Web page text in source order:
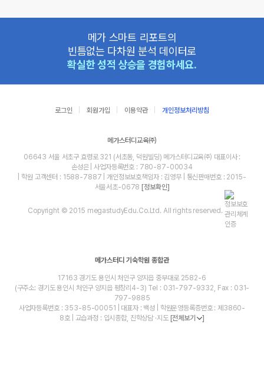
메가 스마트 리포트의
빈틈없는 다차원 분석 데이터로
확실한 성적 상승을 경험하세요.
로그인 회원가입 이용약관 개인정보처리방침
메가스터디교육㈜
06643 서울 서초구 효령로 321 (서초동, 덕원빌딩) 메가스터디교육㈜ 대표이사 :
손성은 | 사업자등록번호 : 780-87-00034
| 학원 고객센터 : 1588-7887 | 개인정보보호책임자 : 김영무 | 통신판매번호 : 2015-
서울서초-0678 [정보확인]
Copyright © 2015 megastudyEdu.Co.Ltd. All rights reserved.
메가스터디 기숙학원 종합관
17163 경기도 용인시 처인구 양지읍 중부대로 2582-6
(구주소: 경기도 용인시 처인구 양지읍 평창리4-3) Tel : 031-797-9332, Fax : 031-
797-9885
사업자등록번호 : 353-85-00051 | 대표자 : 백성 | 학원운영등록증번호 : 제3860-
8호 | 교습과정 : 입시종합, 진학상담 ·지도 [전체보기 ]